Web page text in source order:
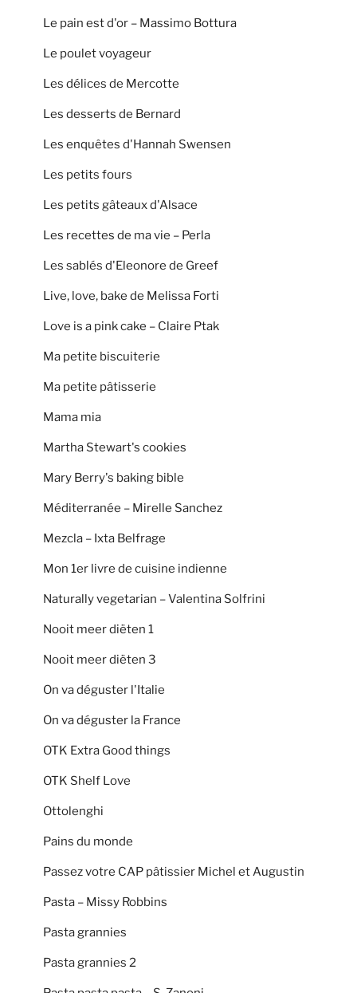
Le pain est d'or – Massimo Bottura
Le poulet voyageur
Les délices de Mercotte
Les desserts de Bernard
Les enquêtes d'Hannah Swensen
Les petits fours
Les petits gâteaux d'Alsace
Les recettes de ma vie – Perla
Les sablés d'Eleonore de Greef
Live, love, bake de Melissa Forti
Love is a pink cake – Claire Ptak
Ma petite biscuiterie
Ma petite pâtisserie
Mama mia
Martha Stewart's cookies
Mary Berry's baking bible
Méditerranée – Mirelle Sanchez
Mezcla – Ixta Belfrage
Mon 1er livre de cuisine indienne
Naturally vegetarian – Valentina Solfrini
Nooit meer diëten 1
Nooit meer diëten 3
On va déguster l'Italie
On va déguster la France
OTK Extra Good things
OTK Shelf Love
Ottolenghi
Pains du monde
Passez votre CAP pâtissier Michel et Augustin
Pasta – Missy Robbins
Pasta grannies
Pasta grannies 2